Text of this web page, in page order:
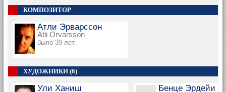
КОМПОЗИТОР
Атли Эрварссон
Atli Örvarsson
было 39 лет
ХУДОЖНИКИ (6)
Ули Ханиш Бенце Эрдейи